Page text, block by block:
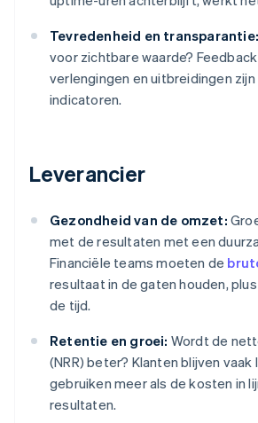
Tevredenheid en transparantie:
voor zichtbare waarde?
verlengingen en uitbreidingen zijn
indicatoren.
Leverancier
Gezondheid van de omzet:
met de resultaten met een
Financiële teams moeten de
resultaat in de gaten houden,
de tijd.
Retentie en groei: Wordt de
(NRR) beter? Klanten blijven vaak
gebruiken meer als de kosten in
resultaten.